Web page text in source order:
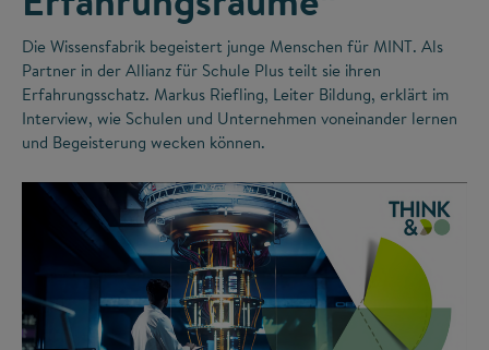
Die Wissensfabrik begeistert junge Menschen für MINT. Als
Partner in der Allianz für Schule Plus teilt sie ihren
Erfahrungsschatz. Markus Riefling, Leiter Bildung, erklärt im
Interview, wie Schulen und Unternehmen voneinander lernen
und Begeisterung wecken können.